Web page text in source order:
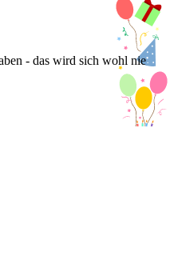
- das wird sich wohl nie